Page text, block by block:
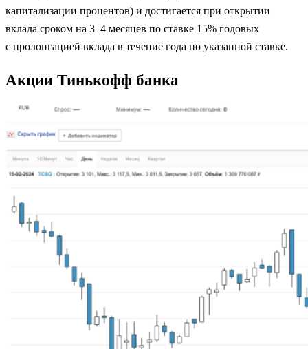
капитализации процентов) и достигается при открытии
вклада сроком на 3–4 месяцев по ставке 15% годовых
с пролонгацией вклада в течение года по указанной ставке.
Акции Тинькофф банка